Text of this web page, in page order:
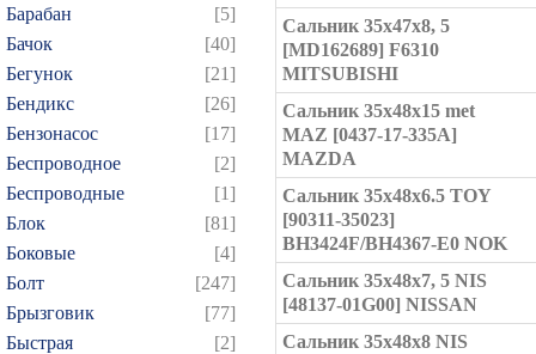
Барабан
[5]
Бачок
[40]
Бегунок
[21]
Бендикс
[26]
Бензонасос
[17]
Беспроводное
[2]
Беспроводные
[1]
Блок
[81]
Боковые
[4]
Болт
[247]
Брызговик
[77]
Быстрая
[2]
Сальник 35x47x8, 5
[MD162689] F6310
MITSUBISHI
Сальник 35x48x15 met
MAZ [0437-17-335A]
MAZDA
Сальник 35x48x6.5 TOY
[90311-35023]
BH3424F/BH4367-E0 NOK
Сальник 35x48x7, 5 NIS
[48137-01G00] NISSAN
Сальник 35x48x8 NIS